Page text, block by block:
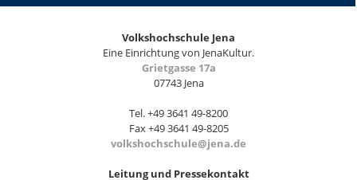
Volkshochschule Jena
Eine Einrichtung von JenaKultur.
Grietgasse 17a
07743 Jena
Tel. +49 3641 49-8200
Fax +49 3641 49-8205
volkshochschule@jena.de
Leitung und Pressekontakt